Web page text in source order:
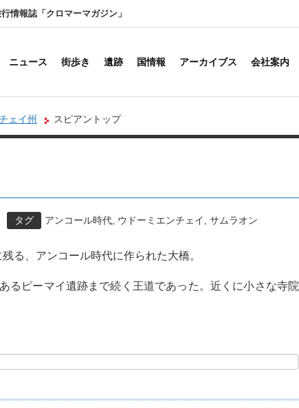
情報誌「クロマーマガジン」
ニュース 街歩き 遺跡 国情報 アーカイブス 会社案内
ェイ州 スピアントップ
タグ アンコール時代 ウドーミエンチェイ サムラオン
る、アンコール時代に作られた大橋。
るピーマイ遺跡まで続く王道であった。近くに小さな寺院